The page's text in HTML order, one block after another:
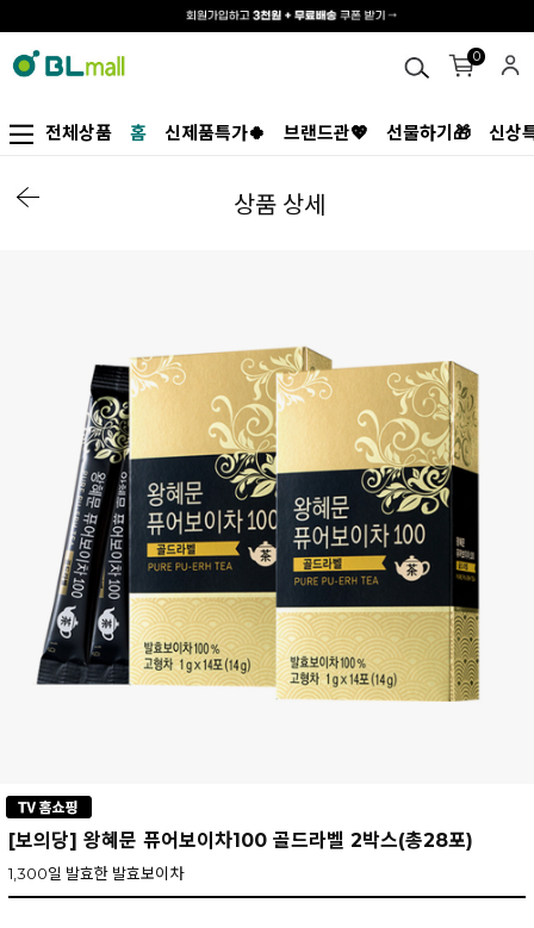
0
전체상품 홈 신제품특가🍀 브랜드관💖 선물하기🎁 신상
상품 상세
[보의당] 왕혜문 퓨어보이차100 골드라벨 2박스(총28포)
1,300일 발효한 발효보이차